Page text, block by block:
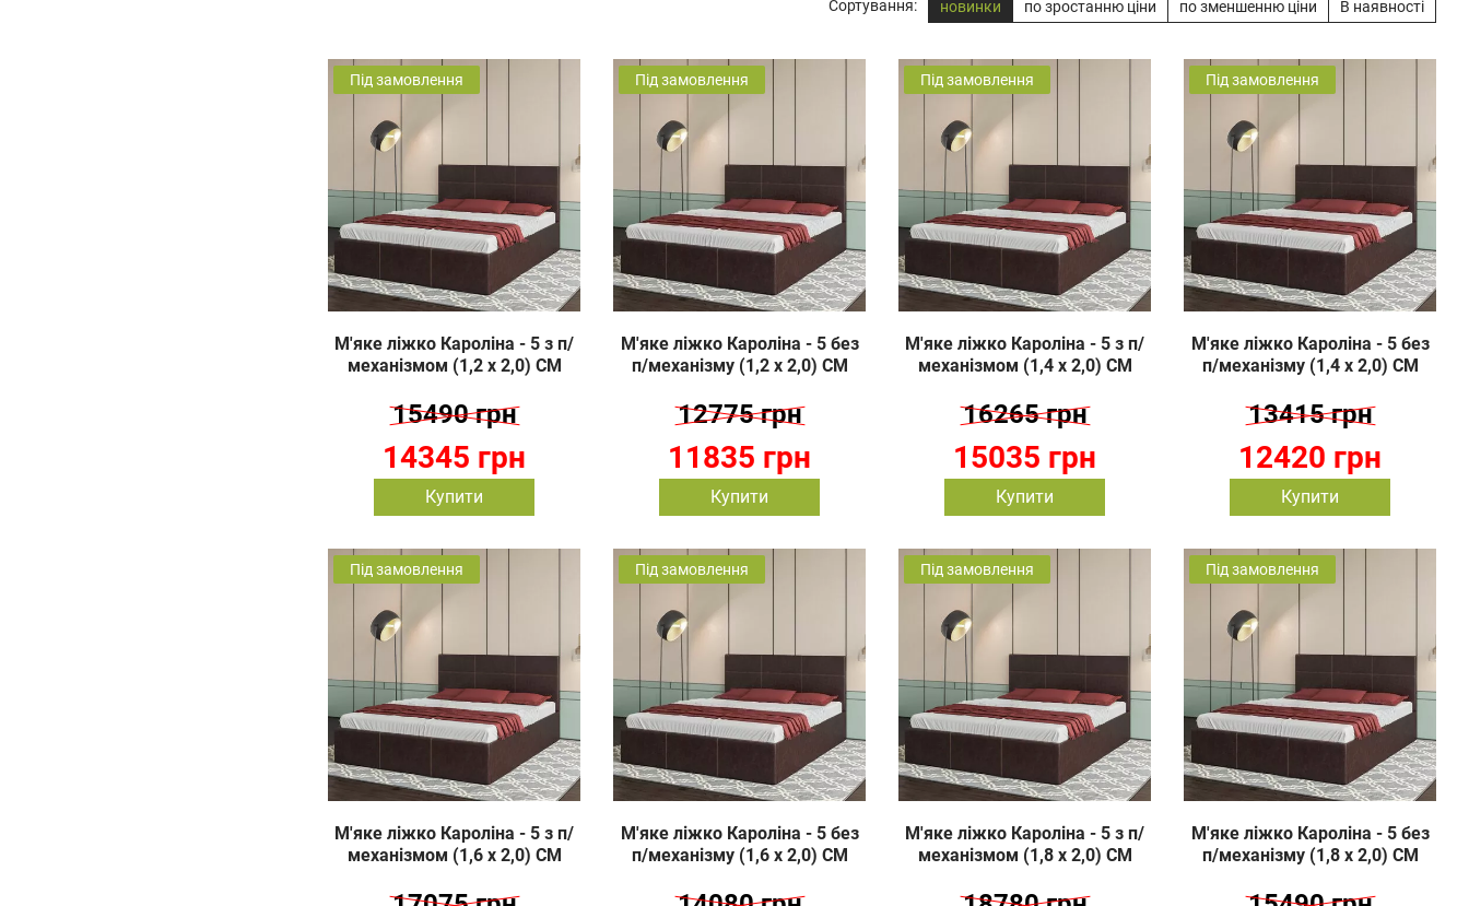
Сортування: новинки по зростанню ціни по зменшенню ціни В наявності
Під замовлення
М'яке ліжко Кароліна - 5 з п/
механізмом (1,2 х 2,0) СМ
14345 грн
15490 грн
Купити
Під замовлення
М'яке ліжко Кароліна - 5 без
п/механізму (1,2 х 2,0) СМ
11835 грн
12775 грн
Купити
Під замовлення
М'яке ліжко Кароліна - 5 з п/
механізмом (1,4 х 2,0) СМ
15035 грн
16265 грн
Купити
Під замовлення
М'яке ліжко Кароліна - 5 без
п/механізму (1,4 х 2,0) СМ
12420 грн
13415 грн
Купити
Під замовлення
М'яке ліжко Кароліна - 5 з п/
механізмом (1,6 х 2,0) СМ
Під замовлення
М'яке ліжко Кароліна - 5 без
п/механізму (1,6 х 2,0) СМ
Під замовлення
М'яке ліжко Кароліна - 5 з п/
механізмом (1,8 х 2,0) СМ
Під замовлення
М'яке ліжко Кароліна - 5 без
п/механізму (1,8 х 2,0) СМ